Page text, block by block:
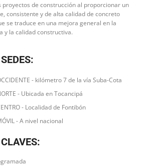
proyectos de construcción al proporcionar un
consistente y de alta calidad de concreto
se traduce en una mejora general en la
y la calidad constructiva.
- kilómetro 7 de la vía Suba-Cota
- Ubicada en Tocancipá
- Localidad de Fontibón
- A nivel nacional